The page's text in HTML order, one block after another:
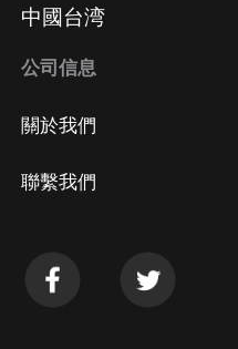
中國台湾
公司信息
關於我們
聯繫我們